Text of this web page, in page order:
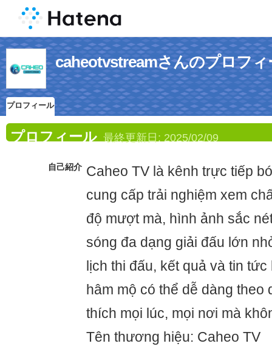
caheotvstreamさんのプロフィ
プロフィール
プロフィール 最終更新日: 2025/02/09
自己紹介 Caheo TV là kênh trực tiếp
cung cấp trải nghiệm xem
độ mượt mà, hình ảnh sắc
sóng đa dạng giải đấu lớn
lịch thi đấu, kết quả và tin
hâm mộ có thể dễ dàng theo
thích mọi lúc, mọi nơi mà
Tên thương hiệu: Caheo TV